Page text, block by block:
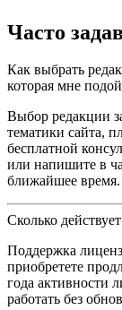
Часто
Как выбрать
которая мне
Выбор редакции
тематики сайта,
бесплатной
или напишите в
ближайшее время.
Сколько
Поддержка
приобретете
года активности
работать без